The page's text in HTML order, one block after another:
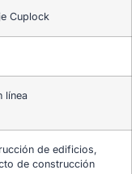
Cuplock
línea
de edificios,
de construcción